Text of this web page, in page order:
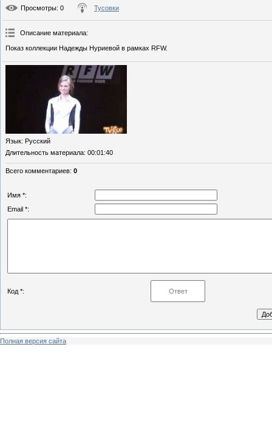
Просмотры: 0 Тусовки
Описание материала:
Показ коллекции Надежды Нуриевой в рамках RFW.
Язык: Русский
Длительность материала: 00:01:40
Всего комментариев: 0
Имя *:
Email *:
Код *:
Полная версия сайта